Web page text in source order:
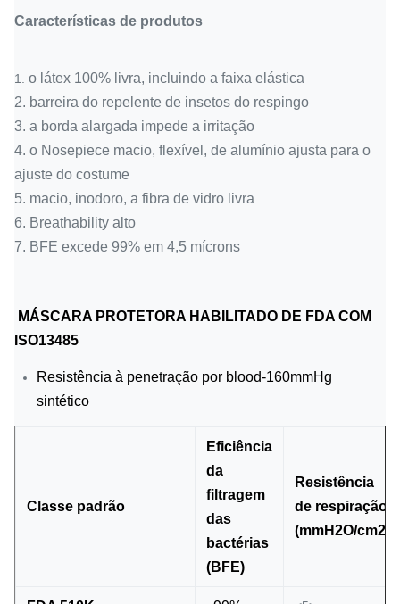
Estilo Earloop
Embalagem 50pcs/box, 2000pcs/carton
Para a fabricação eletrônica, a
Características de produtos
1. o látex 100% livra, incluindo a faixa elástica
2. barreira do repelente de insetos do respingo
3. a borda alargada impede a irritação
4. o Nosepiece macio, flexível, de alumínio ajusta para o
ajuste do costume
5. macio, inodoro, a fibra de vidro livra
6. Breathability alto
7. BFE excede 99% em 4,5 mícrons
MÁSCARA PROTETORA HABILITADO DE FDA COM
ISO13485
Resistência à penetração por blood-160mmHg
sintético
Classe padrão
Eficiência
da
filtragem
das
bactérias
(BFE)
Resistência
de respiração
(mmH2O/cm2)